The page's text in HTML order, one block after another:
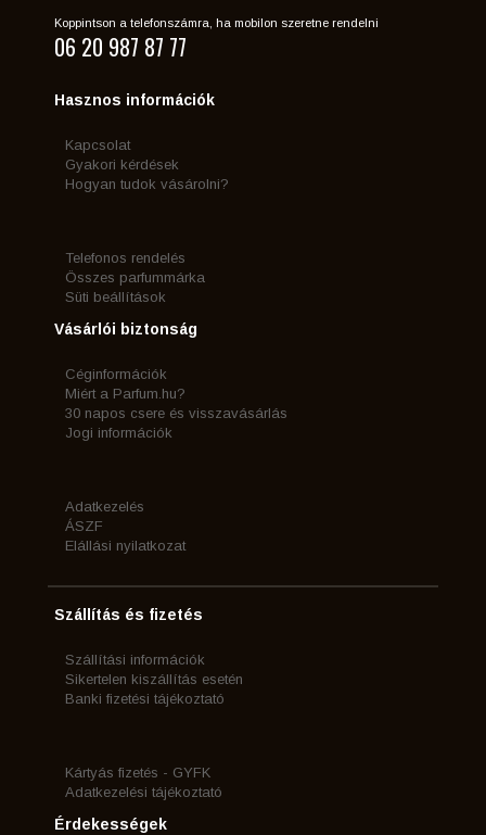
Koppintson a telefonszámra, ha mobilon szeretne rendelni
06 20 987 87 77
Hasznos információk
Kapcsolat
Gyakori kérdések
Hogyan tudok vásárolni?
Telefonos rendelés
Összes parfummárka
Süti beállítások
Vásárlói biztonság
Céginformációk
Miért a Parfum.hu?
30 napos csere és visszavásárlás
Jogi információk
Adatkezelés
ÁSZF
Elállási nyilatkozat
Szállítás és fizetés
Szállítási információk
Sikertelen kiszállítás esetén
Banki fizetési tájékoztató
Kártyás fizetés - GYFK
Adatkezelési tájékoztató
Érdekességek